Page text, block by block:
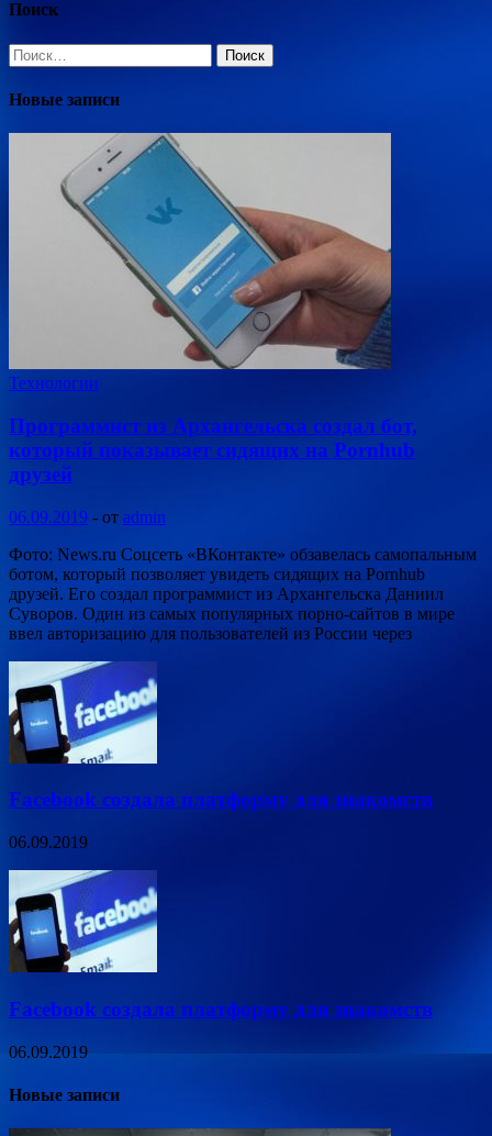
Поиск
Найти:
Новые записи
Технологии
Программист из Архангельска создал бот,
который показывает сидящих на Pornhub
друзей
06.09.2019 - от admin
Фото: News.ru Соцсеть «ВКонтакте» обзавелась самопальным
ботом, который позволяет увидеть сидящих на Pornhub
друзей. Его создал программист из Архангельска Даниил
Суворов. Один из самых популярных порно-сайтов в мире
ввел авторизацию для пользователей из России через
Facebook создала платформу для знакомств
06.09.2019
Facebook создала платформу для знакомств
06.09.2019
Новые записи